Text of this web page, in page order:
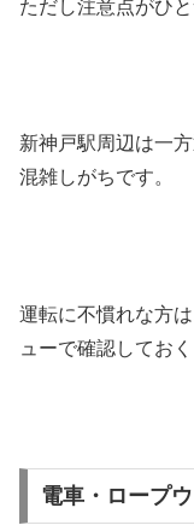
ただし注意点がひと
新神戸駅周辺は一
混雑しがちです。
運転に不慣れな方
ューで確認してお
電車・ロープ